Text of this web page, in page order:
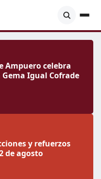
Ampuero celebra
Igual Cofrade
y refuerzos
de agosto